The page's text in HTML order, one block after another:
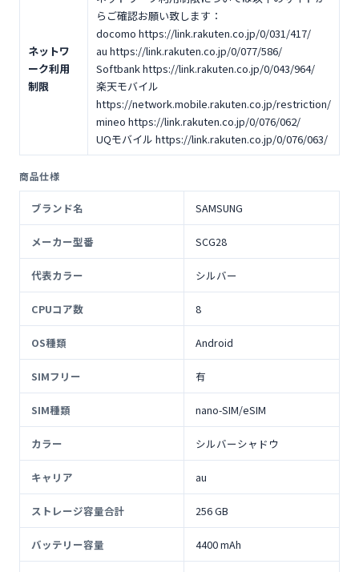
ネットワ
ーク利用
制限
らご確認お願い致します：
docomo https://link.rakuten.co.jp/0/031/417/
au https://link.rakuten.co.jp/0/077/586/
Softbank https://link.rakuten.co.jp/0/043/964/
楽天モバイル
https://network.mobile.rakuten.co.jp/restriction/
mineo https://link.rakuten.co.jp/0/076/062/
UQモバイル https://link.rakuten.co.jp/0/076/063/
商品仕様
ブランド名 SAMSUNG
メーカー型番 SCG28
代表カラー シルバー
CPUコア数 8
OS種類 Android
SIMフリー 有
SIM種類 nano-SIM/eSIM
カラー シルバーシャドウ
キャリア au
ストレージ容量合計 256 GB
バッテリー容量 4400 mAh